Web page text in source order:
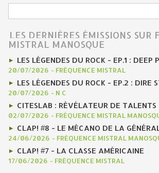
LES DERNIÈRES ÉMISSIONS SUR
MISTRAL MANOSQUE
LES LÉGENDES DU ROCK - EP.1 : DEEP
20/07/2026 - FRÉQUENCE MISTRAL
LES LÉGENDES DU ROCK - EP.2 : DIRE
20/07/2026 - N C
CITESLAB : RÉVÉLATEUR DE TALENTS
02/07/2026 - FRÉQUENCE MISTRAL
CLAP! #8 - LE MÉCANO DE LA
24/06/2026 - FRÉQUENCE MISTRAL
CLAP! #7 - LA CLASSE AMÉRICAINE
17/06/2026 - FRÉQUENCE MISTRAL